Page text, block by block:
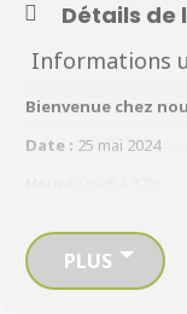
Détails de
Informations
Bienvenue chez
Date : 25 mai 2024
Navettes
PLUS